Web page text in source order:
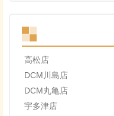
高松店
DCM川島店
DCM丸亀店
宇多津店